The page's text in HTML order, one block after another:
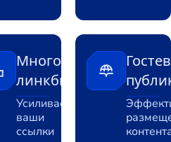
Многоуровневый
линкбилдинг
Усиливает
ваши
ссылки